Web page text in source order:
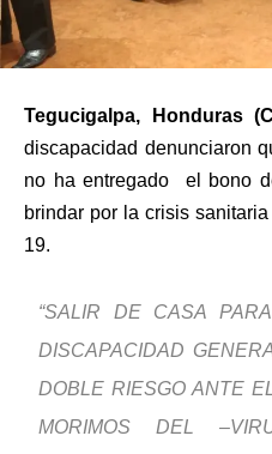
Tegucigalpa, Honduras
discapacidad denunciaron
no ha entregado el bono
brindar por la crisis
19.
“SALIR DE CASA
DISCAPACIDAD
DOBLE RIESGO ANTE
MORIMOS DEL